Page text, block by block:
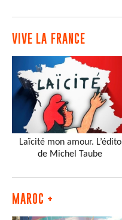
VIVE LA FRANCE
Laïcité mon amour. L’édito
de Michel Taube
MAROC +